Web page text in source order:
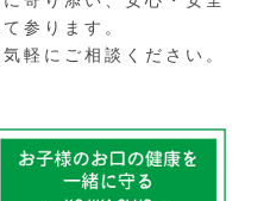
参ります。
軽にご相談ください。